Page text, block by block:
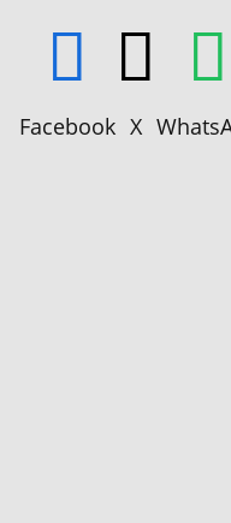
Facebook X